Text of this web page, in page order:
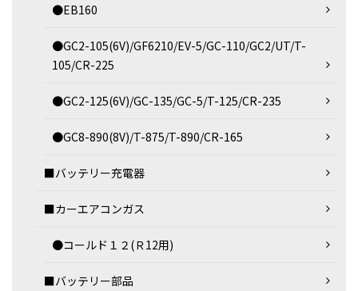
●EB160
●GC2-105(6V)/GF6210/EV-5/GC-110/GC2/UT/T-
105/CR-225
●GC2-125(6V)/GC-135/GC-5/T-125/CR-235
●GC8-890(8V)/T-875/T-890/CR-165
■バッテリー充電器
■カーエアコンガス
●コールド１２(Ｒ12用)
■バッテリー部品